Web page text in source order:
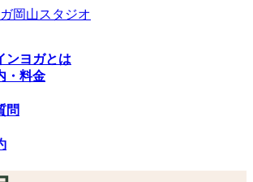
岡山スタジオ
ンヨガとは
・料金
問